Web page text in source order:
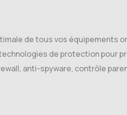
de tous vos équipements
de protection pour
anti-spyware, contrôle